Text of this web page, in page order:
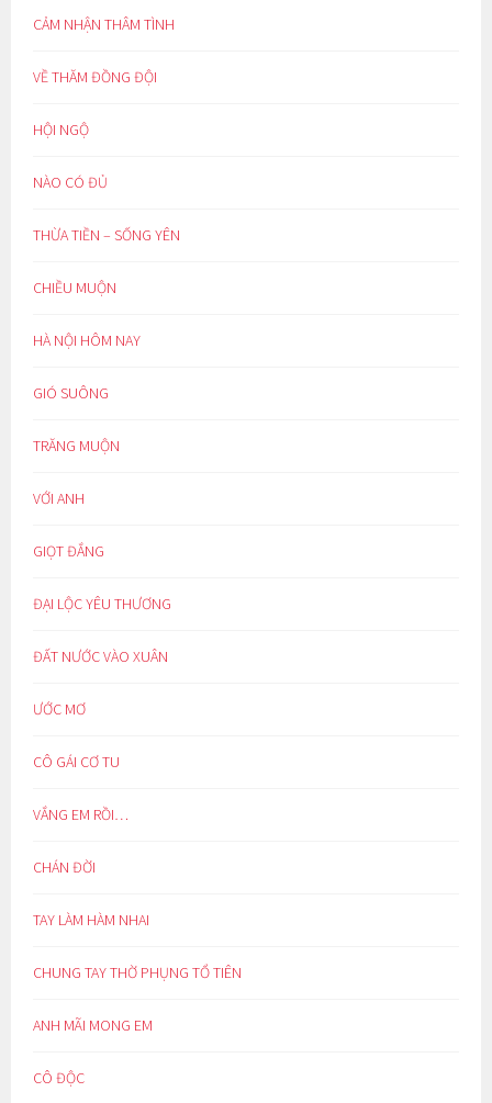
CẢM NHẬN THÂM TÌNH
VỀ THĂM ĐỒNG ĐỘI
HỘI NGỘ
NÀO CÓ ĐỦ
THỪA TIỀN – SỐNG YÊN
CHIỀU MUỘN
HÀ NỘI HÔM NAY
GIÓ SUÔNG
TRĂNG MUỘN
VỚI ANH
GIỌT ĐẮNG
ĐẠI LỘC YÊU THƯƠNG
ĐẤT NƯỚC VÀO XUÂN
ƯỚC MƠ
CÔ GÁI CƠ TU
VẮNG EM RỒI…
CHÁN ĐỜI
TAY LÀM HÀM NHAI
CHUNG TAY THỜ PHỤNG TỔ TIÊN
ANH MÃI MONG EM
CÔ ĐỘC